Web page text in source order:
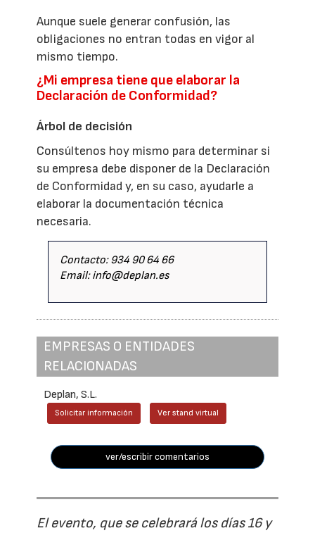
Aunque suele generar confusión, las
obligaciones no entran todas en vigor al
mismo tiempo.
¿Mi empresa tiene que elaborar la
Declaración de Conformidad?
Árbol de decisión
Consúltenos hoy mismo para determinar si
su empresa debe disponer de la Declaración
de Conformidad y, en su caso, ayudarle a
elaborar la documentación técnica
necesaria.
Contacto: 934 90 64 66
Email: info@deplan.es
EMPRESAS O ENTIDADES
RELACIONADAS
Deplan, S.L.
Solicitar información Ver stand virtual
ver/escribir comentarios
El evento, que se celebrará los días 16 y